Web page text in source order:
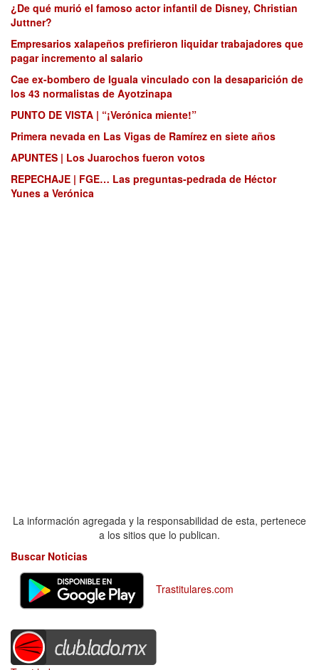
¿De qué murió el famoso actor infantil de Disney, Christian
Juttner?
Empresarios xalapeños prefirieron liquidar trabajadores que
pagar incremento al salario
Cae ex-bombero de Iguala vinculado con la desaparición de
los 43 normalistas de Ayotzinapa
PUNTO DE VISTA | “¡Verónica miente!”
Primera nevada en Las Vigas de Ramírez en siete años
APUNTES | Los Juarochos fueron votos
REPECHAJE | FGE… Las preguntas-pedrada de Héctor
Yunes a Verónica
La información agregada y la responsabilidad de esta, pertenece
a los sitios que lo publican.
Buscar Noticias
Trastitulares.com